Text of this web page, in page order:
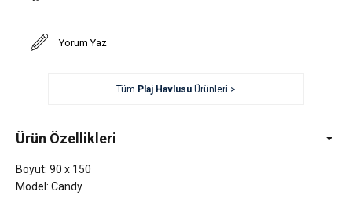
Yorum Yaz
Tüm Plaj HavlusuÜrünleri >
Ürün Özellikleri
Boyut: 90 x 150
Model: Candy